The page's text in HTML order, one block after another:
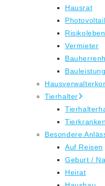
Hausrat
Risikoleben
Vermieter
Tierhalter
Besondere
Auf Reisen
Geburt /
Heirat